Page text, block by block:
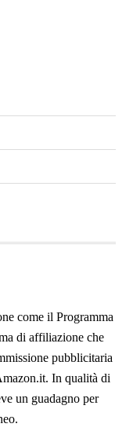
come il Programma
di affiliazione che
pubblicitaria
In qualità di
un guadagno per